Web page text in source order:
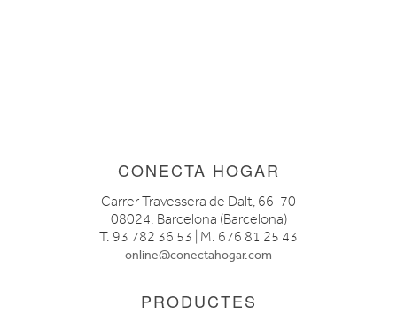
CONECTA HOGAR
Carrer Travessera de Dalt, 66-70
08024. Barcelona (Barcelona)
T. 93 782 36 53 | M. 676 81 25 43
online@conectahogar.com
PRODUCTES